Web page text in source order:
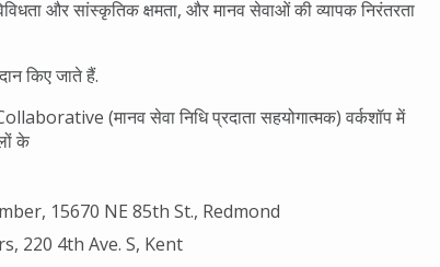
और सांस्कृतिक क्षमता, और मानव सेवाओं की व्यापक निरंतरता
किए जाते हैं.
(मानव सेवा निधि प्रदाता सहयोगात्मक) वर्कशॉप में
के
15670 NE 85th St., Redmond
220 4th Ave. S, Kent